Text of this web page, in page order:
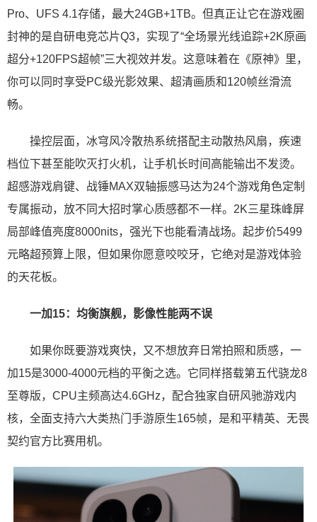
Pro、UFS 4.1存储，最大24GB+1TB。但真正让它在游戏圈
封神的是自研电竞芯片Q3，实现了“全场景光线追踪+2K原画
超分+120FPS超帧”三大视效并发。这意味着在《原神》里，
你可以同时享受PC级光影效果、超清画质和120帧丝滑流
畅。
操控层面，冰穹风冷散热系统搭配主动散热风扇，疾速
档位下甚至能吹灭打火机，让手机长时间高能输出不发烫。
超感游戏肩键、战锤MAX双轴振感马达为24个游戏角色定制
专属振动，放不同大招时掌心质感都不一样。2K三星珠峰屏
局部峰值亮度8000nits，强光下也能看清战场。起步价5499
元略超预算上限，但如果你愿意咬咬牙，它绝对是游戏体验
的天花板。
一加15：均衡旗舰，影像性能两不误
如果你既要游戏爽快，又不想放弃日常拍照和质感，一
加15是3000-4000元档的平衡之选。它同样搭载第五代骁龙8
至尊版，CPU主频高达4.6GHz，配合独家自研风驰游戏内
核，全面支持六大类热门手游原生165帧，是和平精英、无畏
契约官方比赛用机。